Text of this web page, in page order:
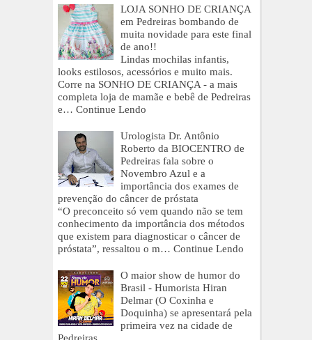
LOJA SONHO DE CRIANÇA
em Pedreiras bombando de
muita novidade para este final
de ano!!
Lindas mochilas infantis,
looks estilosos, acessórios e muito mais.
Corre na SONHO DE CRIANÇA - a mais
completa loja de mamãe e bebê de Pedreiras
e… Continue Lendo
Urologista Dr. Antônio
Roberto da BIOCENTRO de
Pedreiras fala sobre o
Novembro Azul e a
importância dos exames de
prevenção do câncer de próstata
“O preconceito só vem quando não se tem
conhecimento da importância dos métodos
que existem para diagnosticar o câncer de
próstata”, ressaltou o m… Continue Lendo
O maior show de humor do
Brasil - Humorista Hiran
Delmar (O Coxinha e
Doquinha) se apresentará pela
primeira vez na cidade de
Pedreiras